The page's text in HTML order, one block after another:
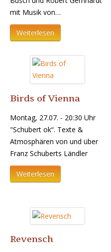
mit Musik von…
Weiterlesen
Birds of Vienna
Montag, 27.07. - 20:30 Uhr
"Schubert ok“. Texte &
Atmosphären von und über
Franz Schuberts Ländler
Weiterlesen
Revensch